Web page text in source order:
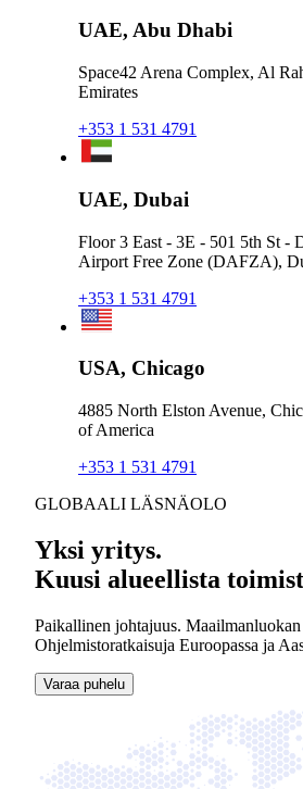
UAE, Abu Dhabi
Space42 Arena Complex, Al
Emirates
+353 1 531 4791
UAE, Dubai
Floor 3 East - 3E - 501 5th St -
Airport Free Zone (DAFZA),
+353 1 531 4791
USA, Chicago
4885 North Elston Avenue,
of America
+353 1 531 4791
GLOBAALI LÄSNÄOLO
Yksi yritys.
Kuusi alueellista
Paikallinen johtajuus.
Ohjelmistoratkaisuja Euroopassa ja
Varaa puhelu